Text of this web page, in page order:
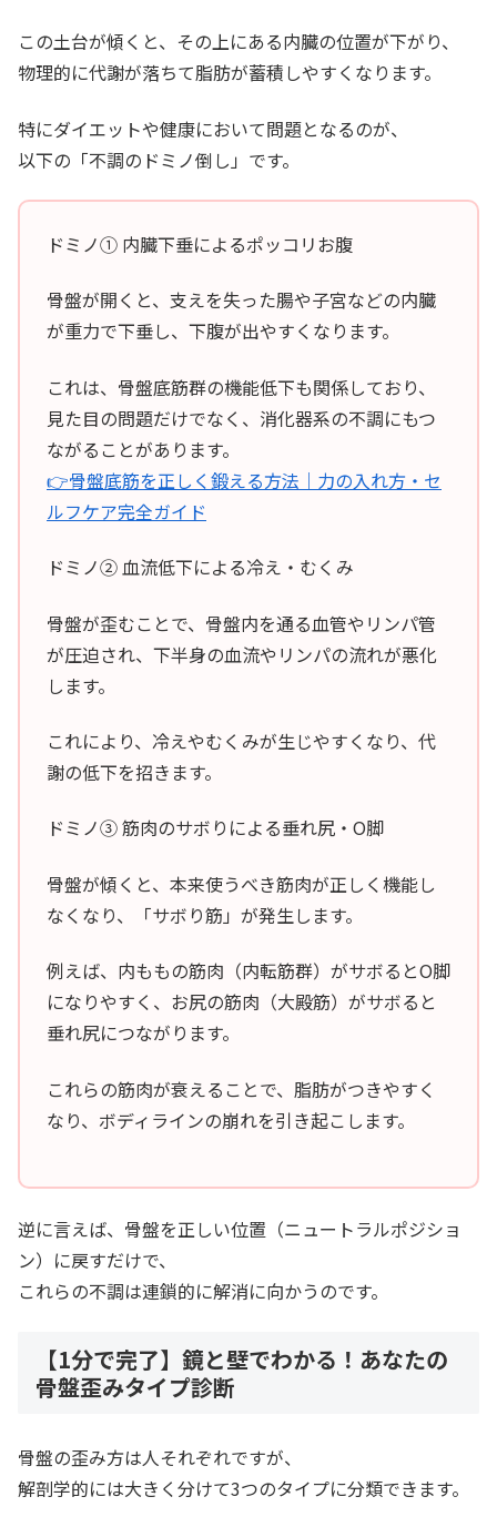
この土台が傾くと、その上にある内臓の位置が下がり、
物理的に代謝が落ちて脂肪が蓄積しやすくなります。
特にダイエットや健康において問題となるのが、
以下の「不調のドミノ倒し」です。
ドミノ① 内臓下垂によるポッコリお腹
骨盤が開くと、支えを失った腸や子宮などの内臓
が重力で下垂し、下腹が出やすくなります。
これは、骨盤底筋群の機能低下も関係しており、
見た目の問題だけでなく、消化器系の不調にもつ
ながることがあります。
👉骨盤底筋を正しく鍛える方法｜力の入れ方・セ
ルフケア完全ガイド
ドミノ② 血流低下による冷え・むくみ
骨盤が歪むことで、骨盤内を通る血管やリンパ管
が圧迫され、下半身の血流やリンパの流れが悪化
します。
これにより、冷えやむくみが生じやすくなり、代
謝の低下を招きます。
ドミノ③ 筋肉のサボりによる垂れ尻・O脚
骨盤が傾くと、本来使うべき筋肉が正しく機能し
なくなり、「サボり筋」が発生します。
例えば、内ももの筋肉（内転筋群）がサボるとO脚
になりやすく、お尻の筋肉（大殿筋）がサボると
垂れ尻につながります。
これらの筋肉が衰えることで、脂肪がつきやすく
なり、ボディラインの崩れを引き起こします。
逆に言えば、骨盤を正しい位置（ニュートラルポジショ
ン）に戻すだけで、
これらの不調は連鎖的に解消に向かうのです。
【1分で完了】鏡と壁でわかる！あなたの
骨盤歪みタイプ診断
骨盤の歪み方は人それぞれですが、
解剖学的には大きく分けて3つのタイプに分類できます。